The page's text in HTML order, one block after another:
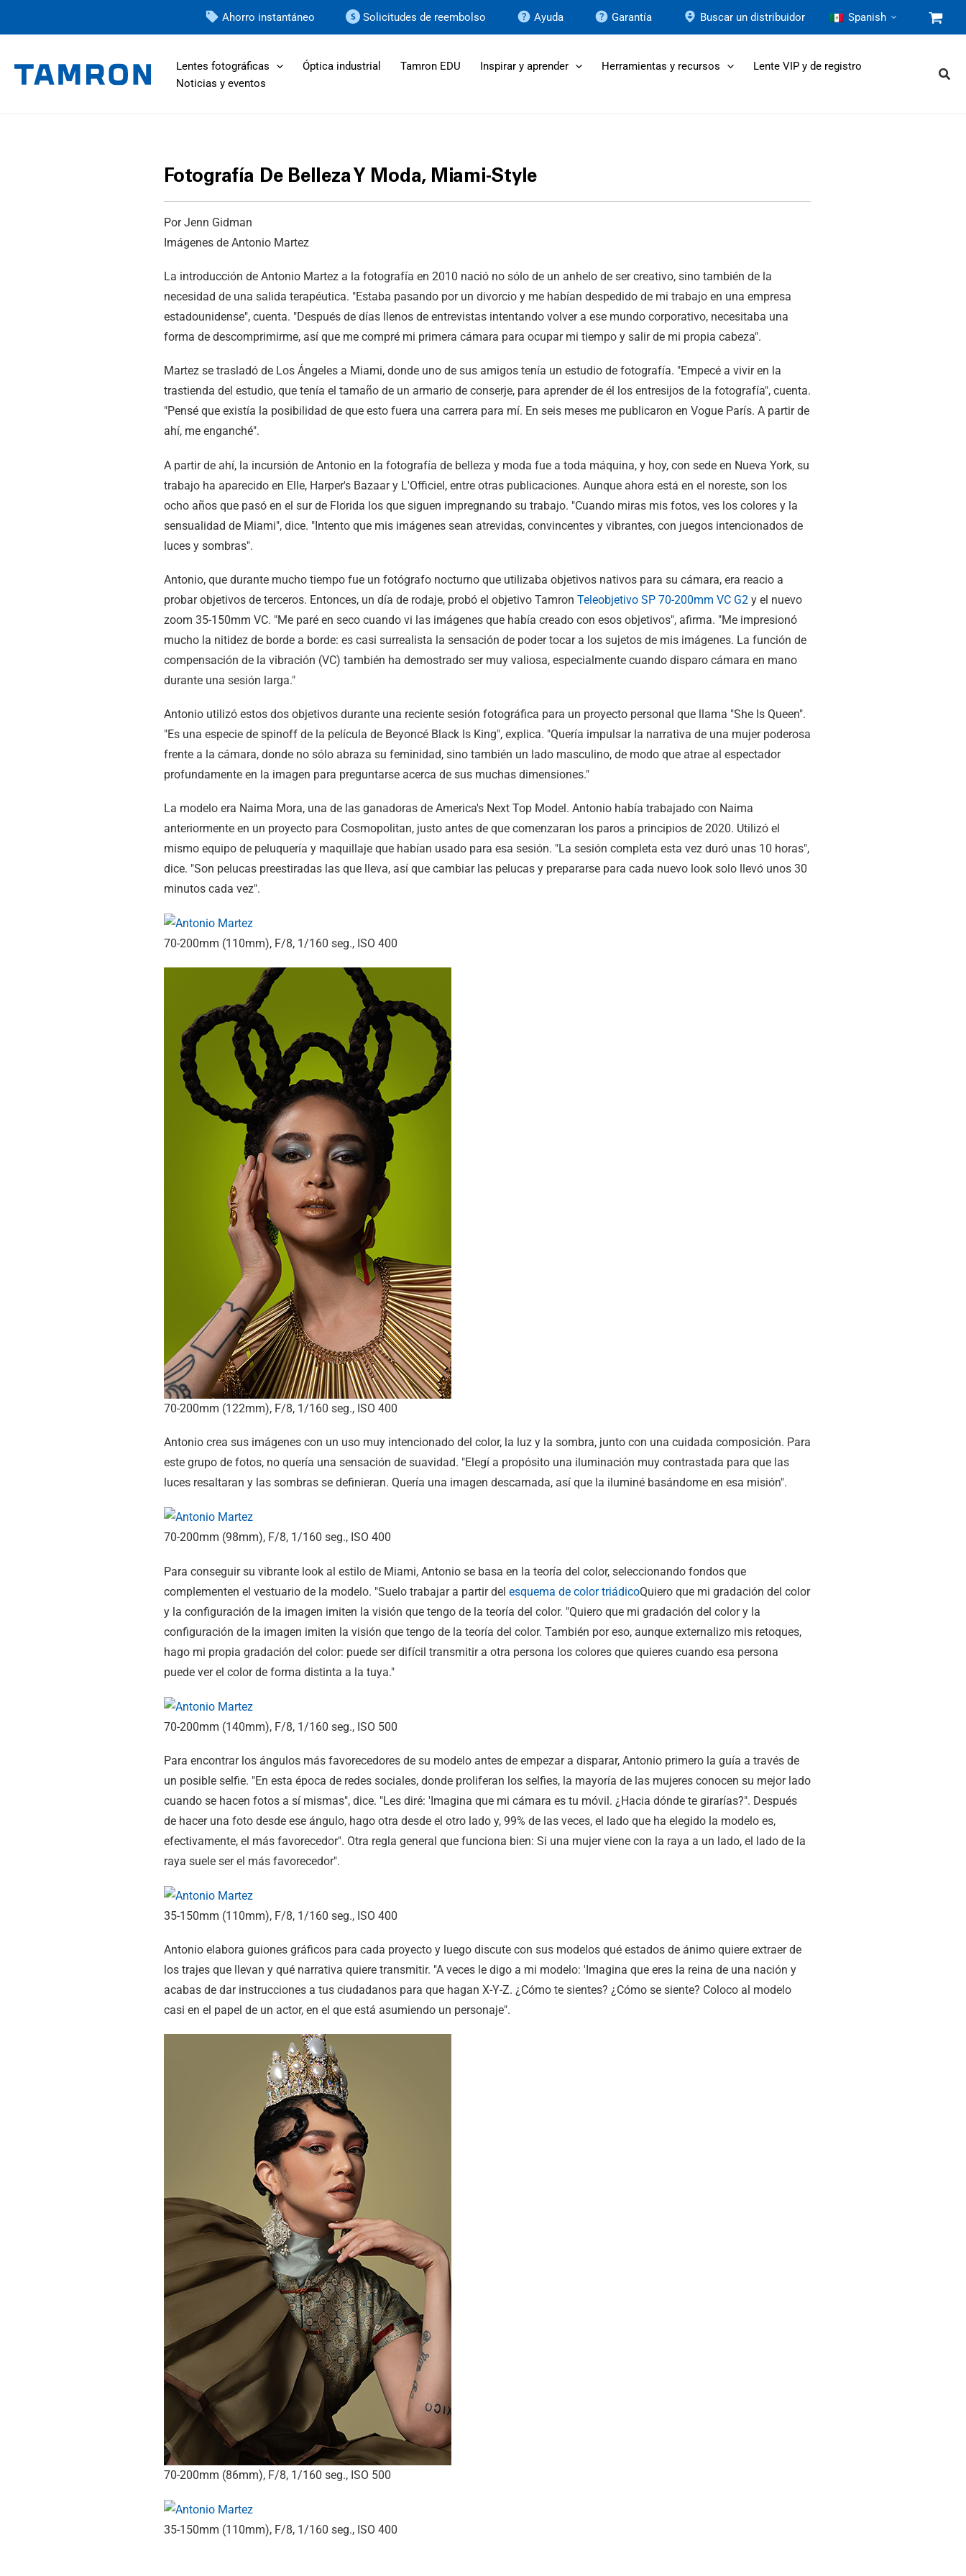
Ahorro instantáneo Solicitudes de reembolso Ayuda Garantía Buscar un distribuidor Spanish
Lentes fotográficas Óptica industrial Tamron EDU Inspirar y aprender Herramientas y recursos
Lente VIP y de registro
Noticias y eventos
Fotografía De Belleza Y Moda, Miami-Style
Por Jenn Gidman
Imágenes de Antonio Martez
La introducción de Antonio Martez a la fotografía en 2010 nació no sólo de un anhelo de ser creativo, sino también de la
necesidad de una salida terapéutica. "Estaba pasando por un divorcio y me habían despedido de mi trabajo en una empresa
estadounidense", cuenta. "Después de días llenos de entrevistas intentando volver a ese mundo corporativo, necesitaba una
forma de descomprimirme, así que me compré mi primera cámara para ocupar mi tiempo y salir de mi propia cabeza".
Martez se trasladó de Los Ángeles a Miami, donde uno de sus amigos tenía un estudio de fotografía. "Empecé a vivir en la
trastienda del estudio, que tenía el tamaño de un armario de conserje, para aprender de él los entresijos de la fotografía", cuenta.
"Pensé que existía la posibilidad de que esto fuera una carrera para mí. En seis meses me publicaron en Vogue París. A partir de
ahí, me enganché".
A partir de ahí, la incursión de Antonio en la fotografía de belleza y moda fue a toda máquina, y hoy, con sede en Nueva York, su
trabajo ha aparecido en Elle, Harper's Bazaar y L'Officiel, entre otras publicaciones. Aunque ahora está en el noreste, son los
ocho años que pasó en el sur de Florida los que siguen impregnando su trabajo. "Cuando miras mis fotos, ves los colores y la
sensualidad de Miami", dice. "Intento que mis imágenes sean atrevidas, convincentes y vibrantes, con juegos intencionados de
luces y sombras".
Antonio, que durante mucho tiempo fue un fotógrafo nocturno que utilizaba objetivos nativos para su cámara, era reacio a
probar objetivos de terceros. Entonces, un día de rodaje, probó el objetivo Tamron Teleobjetivo SP 70-200mm VC G2 y el nuevo
zoom 35-150mm VC. "Me paré en seco cuando vi las imágenes que había creado con esos objetivos", afirma. "Me impresionó
mucho la nitidez de borde a borde: es casi surrealista la sensación de poder tocar a los sujetos de mis imágenes. La función de
compensación de la vibración (VC) también ha demostrado ser muy valiosa, especialmente cuando disparo cámara en mano
durante una sesión larga."
Antonio utilizó estos dos objetivos durante una reciente sesión fotográfica para un proyecto personal que llama "She Is Queen".
"Es una especie de spinoff de la película de Beyoncé Black Is King", explica. "Quería impulsar la narrativa de una mujer poderosa
frente a la cámara, donde no sólo abraza su feminidad, sino también un lado masculino, de modo que atrae al espectador
profundamente en la imagen para preguntarse acerca de sus muchas dimensiones."
La modelo era Naima Mora, una de las ganadoras de America's Next Top Model. Antonio había trabajado con Naima
anteriormente en un proyecto para Cosmopolitan, justo antes de que comenzaran los paros a principios de 2020. Utilizó el
mismo equipo de peluquería y maquillaje que habían usado para esa sesión. "La sesión completa esta vez duró unas 10 horas",
dice. "Son pelucas preestiradas las que lleva, así que cambiar las pelucas y prepararse para cada nuevo look solo llevó unos 30
minutos cada vez".
70-200mm (110mm), F/8, 1/160 seg., ISO 400
70-200mm (122mm), F/8, 1/160 seg., ISO 400
Antonio crea sus imágenes con un uso muy intencionado del color, la luz y la sombra, junto con una cuidada composición. Para
este grupo de fotos, no quería una sensación de suavidad. "Elegí a propósito una iluminación muy contrastada para que las
luces resaltaran y las sombras se definieran. Quería una imagen descarnada, así que la iluminé basándome en esa misión".
70-200mm (98mm), F/8, 1/160 seg., ISO 400
Para conseguir su vibrante look al estilo de Miami, Antonio se basa en la teoría del color, seleccionando fondos que
complementen el vestuario de la modelo. "Suelo trabajar a partir del esquema de color triádicoQuiero que mi gradación del color
y la configuración de la imagen imiten la visión que tengo de la teoría del color. "Quiero que mi gradación del color y la
configuración de la imagen imiten la visión que tengo de la teoría del color. También por eso, aunque externalizo mis retoques,
hago mi propia gradación del color: puede ser difícil transmitir a otra persona los colores que quieres cuando esa persona
puede ver el color de forma distinta a la tuya."
70-200mm (140mm), F/8, 1/160 seg., ISO 500
Para encontrar los ángulos más favorecedores de su modelo antes de empezar a disparar, Antonio primero la guía a través de
un posible selfie. "En esta época de redes sociales, donde proliferan los selfies, la mayoría de las mujeres conocen su mejor lado
cuando se hacen fotos a sí mismas", dice. "Les diré: 'Imagina que mi cámara es tu móvil. ¿Hacia dónde te girarías?". Después
de hacer una foto desde ese ángulo, hago otra desde el otro lado y, 99% de las veces, el lado que ha elegido la modelo es,
efectivamente, el más favorecedor". Otra regla general que funciona bien: Si una mujer viene con la raya a un lado, el lado de la
raya suele ser el más favorecedor".
35-150mm (110mm), F/8, 1/160 seg., ISO 400
Antonio elabora guiones gráficos para cada proyecto y luego discute con sus modelos qué estados de ánimo quiere extraer de
los trajes que llevan y qué narrativa quiere transmitir. "A veces le digo a mi modelo: 'Imagina que eres la reina de una nación y
acabas de dar instrucciones a tus ciudadanos para que hagan X-Y-Z. ¿Cómo te sientes? ¿Cómo se siente? Coloco al modelo
casi en el papel de un actor, en el que está asumiendo un personaje".
70-200mm (86mm), F/8, 1/160 seg., ISO 500
35-150mm (110mm), F/8, 1/160 seg., ISO 400